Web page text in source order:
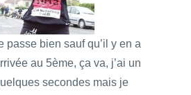
passe bien sauf qu’il y en a
au 5ème, ça va, j’ai un
secondes mais je